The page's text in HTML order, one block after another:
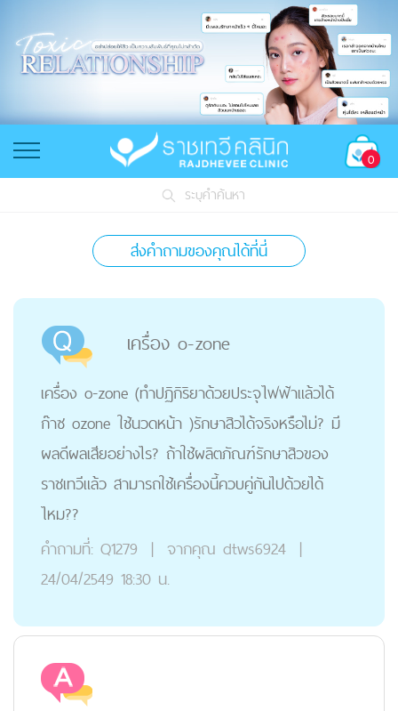
0
ระบุคำค้นหา
ส่งคำถามของคุณได้ที่นี่
เครื่อง o-zone
เครื่อง o-zone (ทำปฏิกิริยาด้วยประจุไฟฟ้าแล้วได้
ก๊าซ ozone ใช้นวดหน้า )รักษาสิวได้จริงหรือไม่? มี
ผลดีผลเสียอย่างไร? ถ้าใช้ผลิตภัณฑ์รักษาสิวของ
ราชเทวีแล้ว สามารถใช้เครื่องนี้ควบคู่กันไปด้วยได้
ไหม??
คำถามที่: Q1279 | จากคุณ dtws6924 |
24/04/2549 18:30 น.